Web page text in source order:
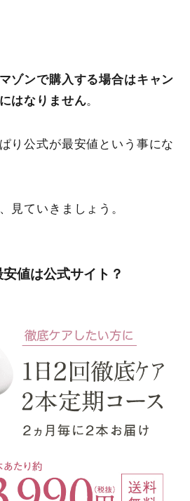
ゾンで購入する場合はキャン
はなりません。
り公式が最安値という事にな
見ていきましょう。
値は公式サイト？